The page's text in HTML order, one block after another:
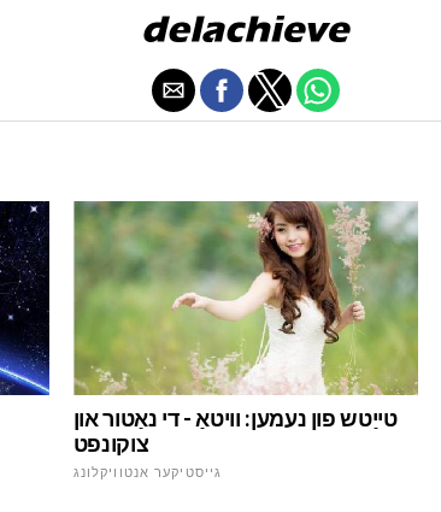
טייַטש פון נעמען: וויטאַ - די נאַטור און
צוקונפט
גייסטיקער אנטוויקלונג